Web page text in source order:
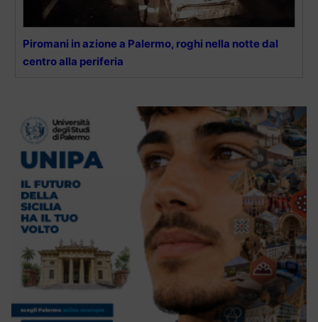
Piromani in azione a Palermo, roghi nella notte dal
centro alla periferia